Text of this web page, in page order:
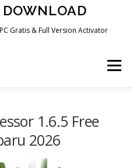
Gratis & Full Version Activator
Menu
1.6.5 Free
2026